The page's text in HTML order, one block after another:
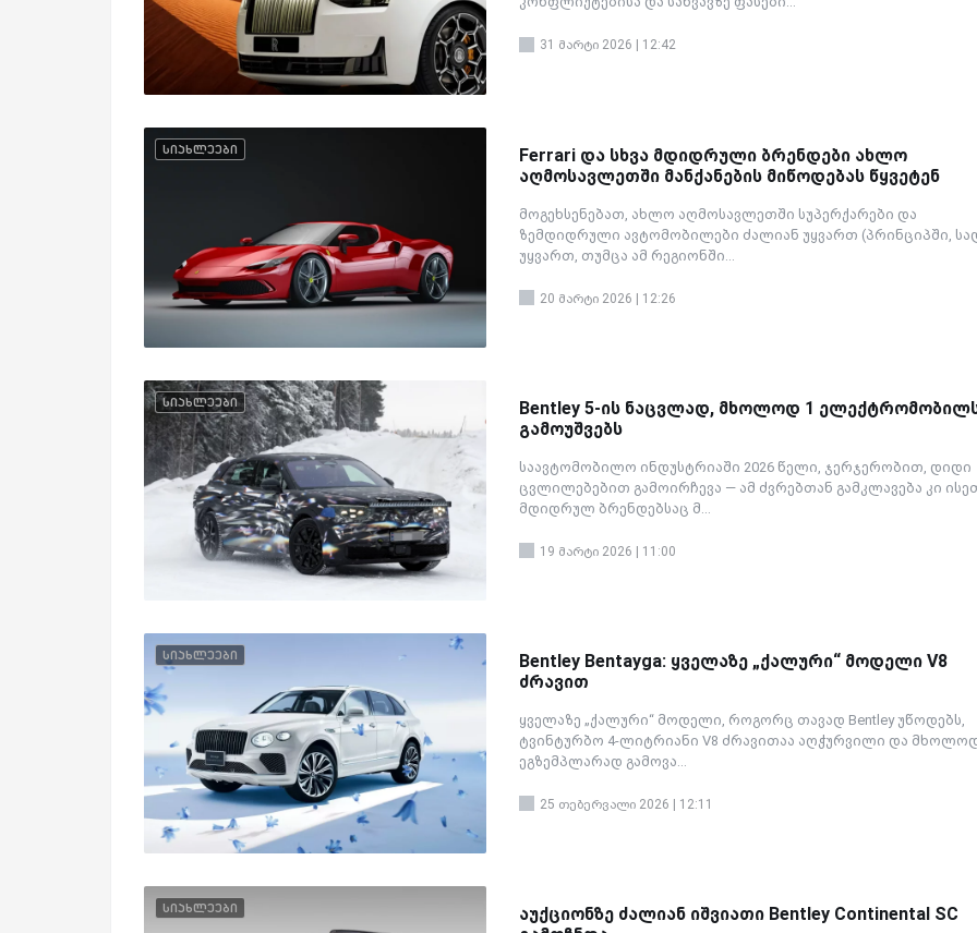
31 მარტი 2026 | 12:42
სიახლეები
Ferrari და სხვა მდიდრული ბრენდები ახლო
აღმოსავლეთში მანქანების მიწოდებას წყვეტენ
მოგეხსენებათ, ახლო აღმოსავლეთში სუპერქარები და
ზემდიდრული ავტომობილები ძალიან უყვართ (პრინციპში,
უყვართ, თუმცა ამ რეგიონში...
20 მარტი 2026 | 12:26
სიახლეები
Bentley 5-ის ნაცვლად, მხოლოდ 1
გამოუშვებს
საავტომობილო ინდუსტრიაში 2026 წელი, ჯერჯერობით, დიდი
ცვლილებებით გამოირჩევა — ამ ძვრებთან გამკლავება კი
მდიდრულ ბრენდებსაც მ...
19 მარტი 2026 | 11:00
სიახლეები
Bentley Bentayga: ყველაზე „ქალური“ მოდელი V8
ძრავით
ყველაზე „ქალური“ მოდელი, როგორც თავად Bentley უწოდებს,
ტვინტურბო 4-ლიტრიანი V8 ძრავითაა აღჭურვილი და
ეგზემპლარად გამოვა...
25 თებერვალი 2026 | 12:11
სიახლეები
აუქციონზე ძალიან იშვიათი Bentley Continental SC